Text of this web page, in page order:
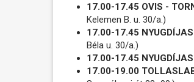
17.00-17.45 OVIS -
Kelemen B. u. 30/a.)
17.00-17.45
Béla u. 30/a.)
17.00-17.45
17.00-19.00